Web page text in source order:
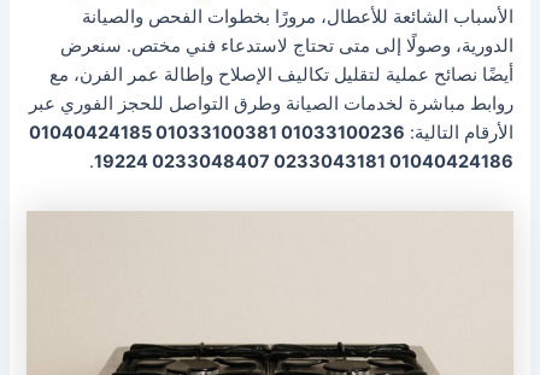
الأسباب الشائعة للأعطال، مرورًا بخطوات الفحص والصيانة
الدورية، وصولًا إلى متى تحتاج لاستدعاء فني مختص. سنعرض
أيضًا نصائح عملية لتقليل تكاليف الإصلاح وإطالة عمر الفرن، مع
روابط مباشرة لخدمات الصيانة وطرق التواصل للحجز الفوري عبر
الأرقام التالية:
01033100236 01033100381 01040424185
01040424186 0233043181 0233048407 19224
.